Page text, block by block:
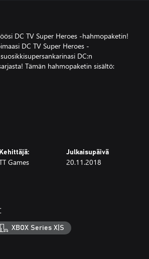
DC TV Super Heroes -hahmopaketin!
DC TV Super Heroes -
DC:n
Tämän hahmopaketin sisältö:
Kehittäjä:
Games
Julkaisupäivä
20.11.2018
XBOX Series X|S